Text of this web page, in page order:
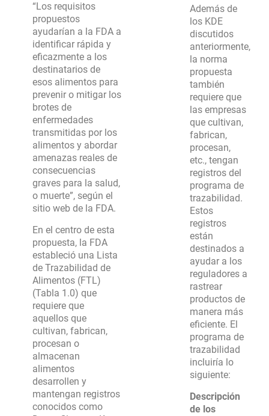
“Los requisitos
propuestos
ayudarían a la FDA a
identificar rápida y
eficazmente a los
destinatarios de
esos alimentos para
prevenir o mitigar los
brotes de
enfermedades
transmitidas por los
alimentos y abordar
amenazas reales de
consecuencias
graves para la salud,
o muerte”, según el
sitio web de la FDA.
En el centro de esta
propuesta, la FDA
estableció una Lista
de Trazabilidad de
Alimentos (FTL)
(Tabla 1.0) que
requiere que
aquellos que
cultivan, fabrican,
procesan o
almacenan
alimentos
desarrollen y
mantengan registros
conocidos como
Además de
los KDE
discutidos
anteriormente,
la norma
propuesta
también
requiere que
las empresas
que cultivan,
fabrican,
procesan,
etc., tengan
registros del
programa de
trazabilidad.
Estos
registros
están
destinados a
ayudar a los
reguladores a
rastrear
productos de
manera más
eficiente. El
programa de
trazabilidad
incluiría lo
siguiente:
Descripción
de los